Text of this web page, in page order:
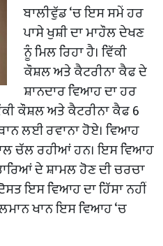
ਬਾਲੀਵੁੱਡ ‘ਚ ਇਸ ਸਮੇਂ ਹਰ
ਪਾਸੇ ਖੁਸ਼ੀ ਦਾ ਮਾਹੌਲ ਦੇਖਣ
ਨੂੰ ਮਿਲ ਰਿਹਾ ਹੈ। ਵਿੱਕੀ
ਕੌਸ਼ਲ ਅਤੇ ਕੈਟਰੀਨਾ ਕੈਫ ਦੇ
ਸ਼ਾਨਦਾਰ ਵਿਆਹ ਦਾ ਹਰ
ਕੌਸ਼ਲ ਅਤੇ ਕੈਟਰੀਨਾ ਕੈਫ 6
ਲਈ ਰਵਾਨਾ ਹੋਏ। ਵਿਆਹ
ਚੱਲ ਰਹੀਆਂ ਹਨ। ਇਸ ਵਿਆਹ
ਦੇ ਸ਼ਾਮਲ ਹੋਣ ਦੀ ਚਰਚਾ
ਇਸ ਵਿਆਹ ਦਾ ਹਿੱਸਾ ਨਹੀਂ
ਖਾਨ ਇਸ ਵਿਆਹ ‘ਚ